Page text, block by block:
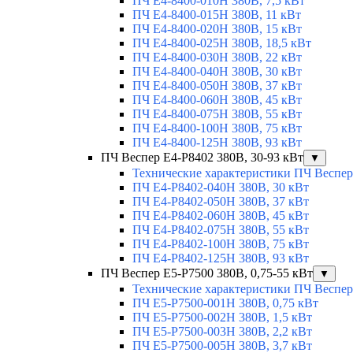
ПЧ Е4-8400-015H 380В, 11 кВт
ПЧ Е4-8400-020H 380В, 15 кВт
ПЧ Е4-8400-025H 380В, 18,5 кВт
ПЧ Е4-8400-030H 380В, 22 кВт
ПЧ E4-8400-040H 380В, 30 кВт
ПЧ Е4-8400-050Н 380В, 37 кВт
ПЧ Е4-8400-060Н 380В, 45 кВт
ПЧ E4-8400-075H 380В, 55 кВт
ПЧ E4-8400-100H 380В, 75 кВт
ПЧ E4-8400-125H 380В, 93 кВт
ПЧ Веспер E4-P8402 380В, 30-93 кВт
▼
Технические характеристики ПЧ
ПЧ Е4-P8402-040Н 380В, 30 кВт
ПЧ Е4-P8402-050Н 380В, 37 кВт
ПЧ Е4-P8402-060Н 380В, 45 кВт
ПЧ Е4-P8402-075Н 380В, 55 кВт
ПЧ Е4-P8402-100Н 380В, 75 кВт
ПЧ Е4-P8402-125Н 380В, 93 кВт
ПЧ Веспер E5-P7500 380В, 0,75-55 кВт
▼
Технические характеристики ПЧ
ПЧ E5-Р7500-001H 380В, 0,75 кВт
ПЧ E5-Р7500-002H 380В, 1,5 кВт
ПЧ E5-Р7500-003H 380В, 2,2 кВт
ПЧ E5-Р7500-005H 380В, 3,7 кВт